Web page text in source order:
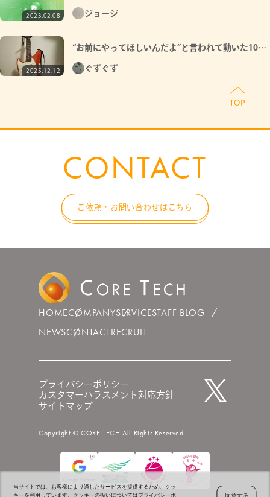
2023.02.08 ジョージ
2025.12.12
“お前にやってほしいんだよ”と言われて動いた10年
ぶりの決断
ぐずぐず
CONTACT
ご依頼・お問い合わせはこちら
HOMECOMPANYSERVICESTAFF BLOG
NEWSCONTACTRECRUIT
プライバシーポリシー
カスタマーハラスメント対応方針
サイトマップ
Copyright © CORE TECH All Rights Reserved.
当サイトでは、お客様により適したサービスを提供するため、クッ
キーを利用しています。クッキーの扱いについては プライバシーポ 同意する